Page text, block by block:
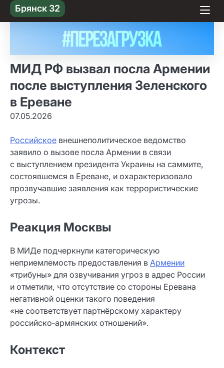
Skip
to content
Брянск 32
МИД РФ вызвал посла Армении
после выступления Зеленского
в Ереване
07.05.2026
Российское внешнеполитическое ведомство
заявило о вызове посла Армении в связи
с выступлением президента Украины на саммите,
состоявшемся в Ереване, и охарактеризовало
прозвучавшие заявления как террористические
угрозы.
Реакция Москвы
В МИДе подчеркнули категорическую
неприемлемость предоставления в Армении
«трибуны» для озвучивания угроз в адрес России
и отметили, что отсутствие со стороны Еревана
негативной оценки такого поведения
«не соответствует партнёрскому характеру
российско‑армянских отношений».
Контекст